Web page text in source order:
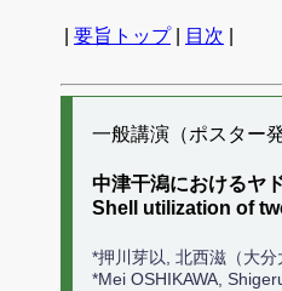
要旨トップ| 目次
一般講演（ポスター
中津干潟におけるヤ
Shell utilization of
*押川芽以, 北西滋（大分
*Mei OSHIKAWA,